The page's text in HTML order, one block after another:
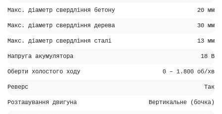
Макс. діаметр свердління бетону 20 мм
Макс. діаметр свердління дерева 30 мм
Макс. діаметр свердління сталі 13 мм
Напруга акумулятора 18 В
Оберти холостого ходу 0 – 1.800 об/хв
Реверс Так
Розташування двигуна Вертикальне (бочка)